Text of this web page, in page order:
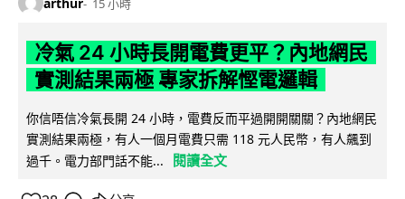
15 小時
冷氣 24 小時長開電費更平？內地網民
實測結果兩極 專家拆解慳電邏輯
你信唔信冷氣長開 24 小時，電費反而平過開開關關？內地網民
實測結果兩極，有人一個月電費只需 118 元人民幣，有人飆到
過千。電力部門話不能...
閱讀全文